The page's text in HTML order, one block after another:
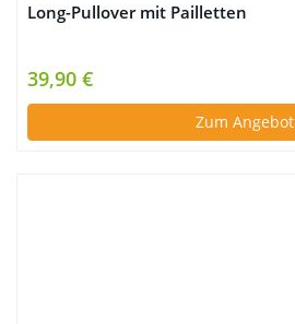
Long-Pullover mit Pailletten
39,90 €
Zum Angebot